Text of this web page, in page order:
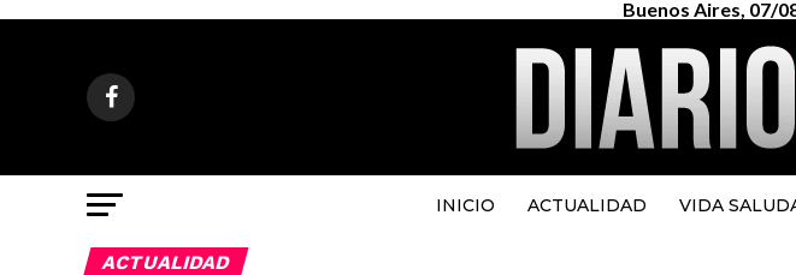
Buenos Aires, 07/
INICIO ACTUALIDAD VIDA
ACTUALIDAD